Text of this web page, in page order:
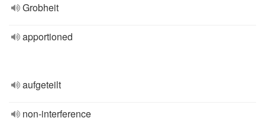
Grobheit
apportioned
aufgeteilt
non-interference